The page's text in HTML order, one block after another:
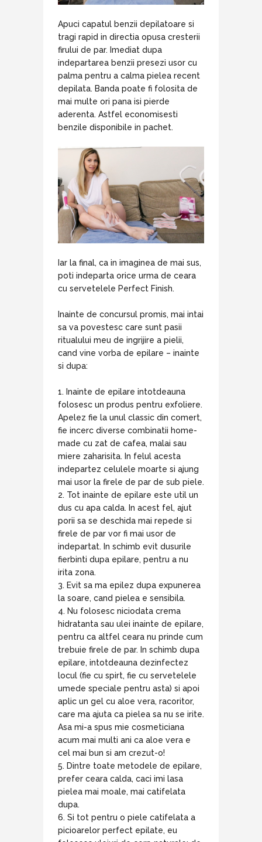
Apuci capatul benzii depilatoare si
tragi rapid in directia opusa cresterii
firului de par. Imediat dupa
indepartarea benzii presezi usor cu
palma pentru a calma pielea recent
depilata. Banda poate fi folosita de
mai multe ori pana isi pierde
aderenta. Astfel economisesti
benzile disponibile in pachet.
Iar la final, ca in imaginea de mai sus,
poti indeparta orice urma de ceara
cu servetelele Perfect Finish.
Inainte de concursul promis, mai intai
sa va povestesc care sunt pasii
ritualului meu de ingrijire a pielii,
cand vine vorba de epilare – inainte
si dupa:
Inainte de epilare intotdeauna
folosesc un produs pentru exfoliere.
Apelez fie la unul classic din comert,
fie incerc diverse combinatii home-
made cu zat de cafea, malai sau
miere zaharisita. In felul acesta
indepartez celulele moarte si ajung
mai usor la firele de par de sub piele.
Tot inainte de epilare este util un
dus cu apa calda. In acest fel, ajut
porii sa se deschida mai repede si
firele de par vor fi mai usor de
indepartat. In schimb evit dusurile
fierbinti dupa epilare, pentru a nu
irita zona.
Evit sa ma epilez dupa expunerea
la soare, cand pielea e sensibila.
Nu folosesc niciodata crema
hidratanta sau ulei inainte de epilare,
pentru ca altfel ceara nu prinde cum
trebuie firele de par. In schimb dupa
epilare, intotdeauna dezinfectez
locul (fie cu spirt, fie cu servetelele
umede speciale pentru asta) si apoi
aplic un gel cu aloe vera, racoritor,
care ma ajuta ca pielea sa nu se irite.
Asa mi-a spus mie cosmeticiana
acum mai multi ani ca aloe vera e
cel mai bun si am crezut-o!
Dintre toate metodele de epilare,
prefer ceara calda, caci imi lasa
pielea mai moale, mai catifelata
dupa.
Si tot pentru o piele catifelata a
picioarelor perfect epilate, eu